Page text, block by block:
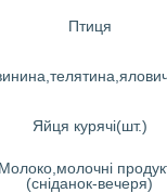
Птиця
Яйця курячі(шт.)
Молоко,молочні
(сніданок-вечеря)